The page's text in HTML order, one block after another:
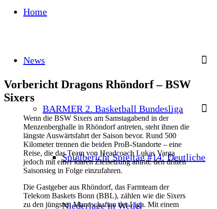
Home
News
BARMER 2. Basketball Bundesliga
Spielbericht Spieltag #14: Deutliche
Niederlage in Wedel
Vorbericht Dragons Rhöndorf – BSW
Sixers
Wenn die BSW Sixers am Samstagabend in der
Menzenberghalle in Rhöndorf antreten, steht ihnen die
längste Auswärtsfahrt der Saison bevor. Rund 500
Kilometer trennen die beiden ProB-Standorte – eine
Reise, die das Team von Headcoach Lukas Varga
jedoch mit einer klaren Zielsetzung antritt: den dritten
Saisonsieg in Folge einzufahren.
Die Gastgeber aus Rhöndorf, das Farmteam der
Telekom Baskets Bonn (BBL), zählen wie die Sixers
zu den jüngsten Mannschaften der Liga. Mit einem